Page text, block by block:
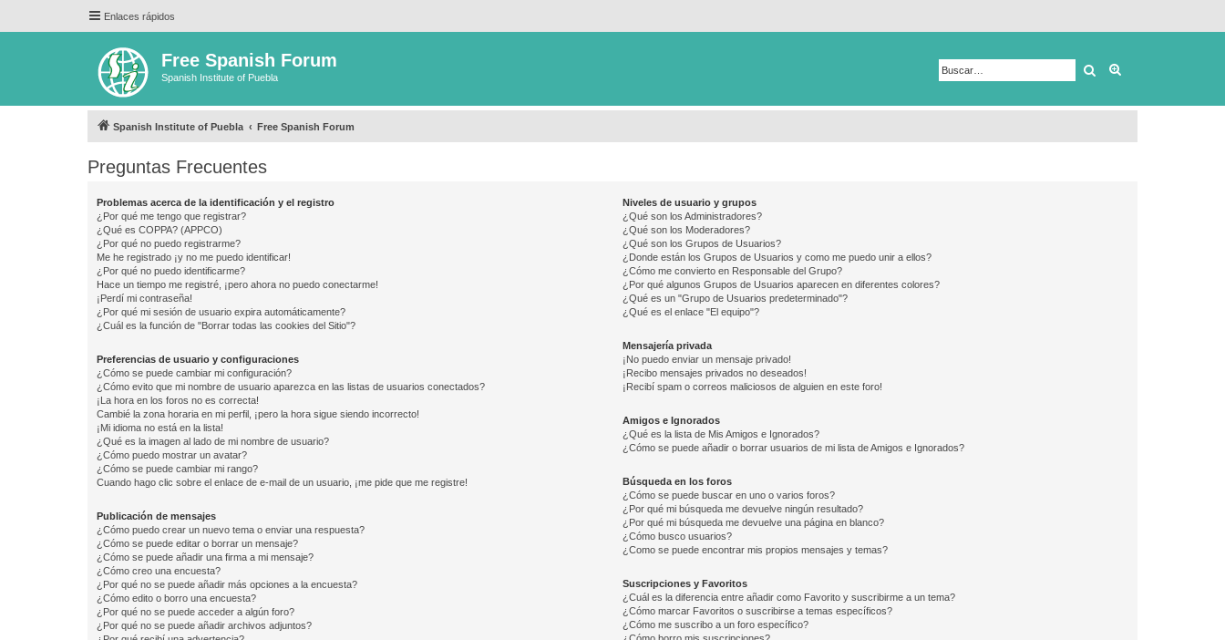
Enlaces rápidos
Free Spanish Forum
Spanish Institute of Puebla Buscar
Spanish Institute of Puebla Free Spanish Forum
Preguntas Frecuentes
Problemas acerca de la identificación y el registro
¿Por qué me tengo que registrar?
¿Qué es COPPA? (APPCO)
¿Por qué no puedo registrarme?
Me he registrado ¡y no me puedo identificar!
¿Por qué no puedo identificarme?
Hace un tiempo me registré, ¡pero ahora no puedo conectarme!
¡Perdí mi contraseña!
¿Por qué mi sesión de usuario expira automáticamente?
¿Cuál es la función de "Borrar todas las cookies del Sitio"?
Preferencias de usuario y configuraciones
¿Cómo se puede cambiar mi configuración?
¿Cómo evito que mi nombre de usuario aparezca en las listas de usuarios conectados?
¡La hora en los foros no es correcta!
Cambié la zona horaria en mi perfil, ¡pero la hora sigue siendo incorrecto!
¡Mi idioma no está en la lista!
¿Qué es la imagen al lado de mi nombre de usuario?
¿Cómo puedo mostrar un avatar?
¿Cómo se puede cambiar mi rango?
Cuando hago clic sobre el enlace de e-mail de un usuario, ¡me pide que me registre!
Publicación de mensajes
¿Cómo puedo crear un nuevo tema o enviar una respuesta?
¿Cómo se puede editar o borrar un mensaje?
¿Cómo se puede añadir una firma a mi mensaje?
¿Cómo creo una encuesta?
¿Por qué no se puede añadir más opciones a la encuesta?
¿Cómo edito o borro una encuesta?
¿Por qué no se puede acceder a algún foro?
¿Por qué no se puede añadir archivos adjuntos?
Niveles de usuario y grupos
¿Qué son los Administradores?
¿Qué son los Moderadores?
¿Qué son los Grupos de Usuarios?
¿Donde están los Grupos de Usuarios y como me puedo unir a ellos?
¿Cómo me convierto en Responsable del Grupo?
¿Por qué algunos Grupos de Usuarios aparecen en diferentes colores?
¿Qué es un "Grupo de Usuarios predeterminado"?
¿Qué es el enlace "El equipo"?
Mensajería privada
¡No puedo enviar un mensaje privado!
¡Recibo mensajes privados no deseados!
¡Recibí spam o correos maliciosos de alguien en este foro!
Amigos e Ignorados
¿Qué es la lista de Mis Amigos e Ignorados?
¿Cómo se puede añadir o borrar usuarios de mi lista de Amigos e Ignorados?
Búsqueda en los foros
¿Cómo se puede buscar en uno o varios foros?
¿Por qué mi búsqueda me devuelve ningún resultado?
¿Por qué mi búsqueda me devuelve una página en blanco?
¿Cómo busco usuarios?
¿Como se puede encontrar mis propios mensajes y temas?
Suscripciones y Favoritos
¿Cuál es la diferencia entre añadir como Favorito y suscribirme a un tema?
¿Cómo marcar Favoritos o suscribirse a temas específicos?
¿Cómo me suscribo a un foro específico?